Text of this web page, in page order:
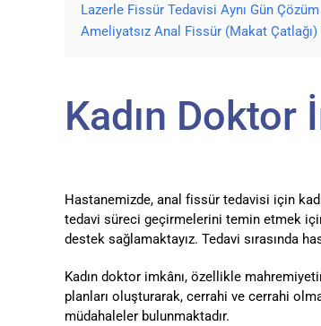
Lazerle Fissür Tedavisi Aynı Gün Çözüm
Ameliyatsız Anal Fissür (Makat Çatlağı)
Kadın Doktor
Hastanemizde, anal fissür tedavisi için
tedavi süreci geçirmelerini temin etmek
destek sağlamaktayız. Tedavi sırasında
Kadın doktor imkânı, özellikle
planları oluşturarak, cerrahi ve cerrahi
müdahaleler bulunmaktadır.